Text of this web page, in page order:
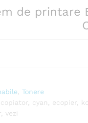
de printare
,Tonere
copiator cyan ecopier
vezi